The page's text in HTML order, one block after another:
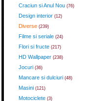
Craciun si Anul Nou (76)
Design interior (12)
Diverse (239)
Filme si seriale (24)
Flori si fructe (217)
HD Wallpaper (238)
Jocuri (36)
Mancare si dulciuri (48)
Masini (121)
Motociclete (3)